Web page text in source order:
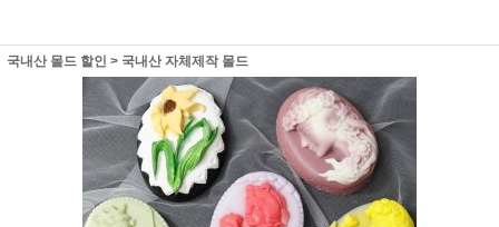
국내산 몰드 할인 > 국내산 자체제작 몰드